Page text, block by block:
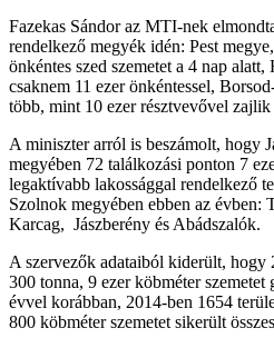
Fazekas Sándor az MTI-nek
rendelkező megyék idén: Pest
önkéntes szed szemetet a 4 nap
csaknem 11 ezer önkéntessel,
több, mint 10 ezer résztvevővel zajlik
A miniszter arról is beszámolt, hogy
megyében 72 találkozási ponton 7
legaktívabb lakossággal rendelkező
Szolnok megyében ebben az évben:
Karcag, Jászberény és Abádszalók.
A szervezők adataiból kiderült, hogy
300 tonna, 9 ezer köbméter
évvel korábban, 2014-ben 1654
800 köbméter szemetet sikerült